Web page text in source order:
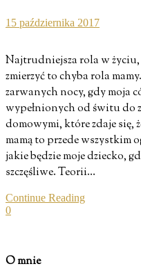
15 października 2017
Najtrudniejsza rola w życiu,
zmierzyć to chyba rola
zarwanych nocy, gdy moja
wypełnionych od świtu do
domowymi, które zdaje się,
mamą to przede wszystkim
jakie będzie moje dziecko,
szczęśliwe. Teorii…
Continue Reading
0
O mnie